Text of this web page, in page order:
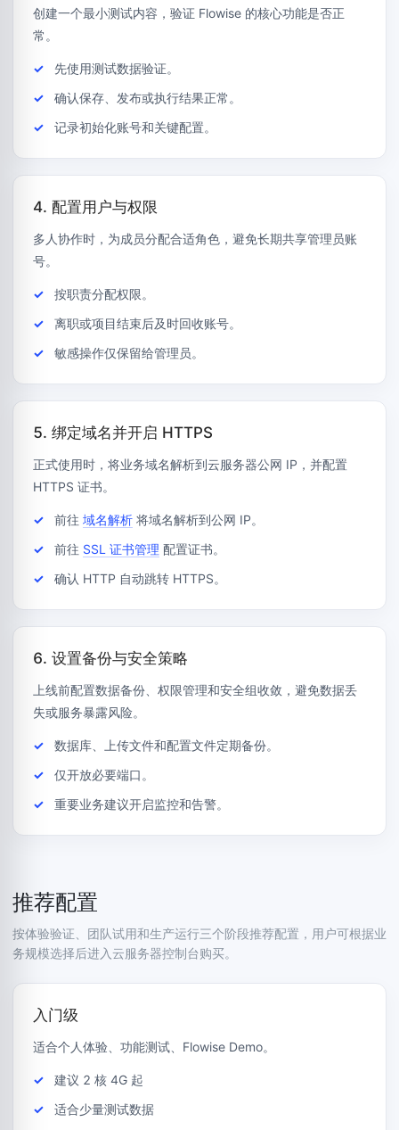
创建一个最小测试内容，验证 Flowise 的核心功能是否正
常。
先使用测试数据验证。
确认保存、发布或执行结果正常。
记录初始化账号和关键配置。
4. 配置用户与权限
多人协作时，为成员分配合适角色，避免长期共享管理员账
号。
按职责分配权限。
离职或项目结束后及时回收账号。
敏感操作仅保留给管理员。
5. 绑定域名并开启 HTTPS
正式使用时，将业务域名解析到云服务器公网 IP，并配置
HTTPS 证书。
前往 域名解析 将域名解析到公网 IP。
前往 SSL 证书管理 配置证书。
确认 HTTP 自动跳转 HTTPS。
6. 设置备份与安全策略
上线前配置数据备份、权限管理和安全组收敛，避免数据丢
失或服务暴露风险。
数据库、上传文件和配置文件定期备份。
仅开放必要端口。
重要业务建议开启监控和告警。
推荐配置
按体验验证、团队试用和生产运行三个阶段推荐配置，用户可根据业
务规模选择后进入云服务器控制台购买。
入门级
适合个人体验、功能测试、Flowise Demo。
建议 2 核 4G 起
适合少量测试数据